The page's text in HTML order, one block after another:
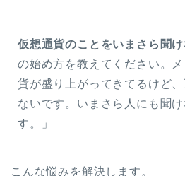
仮想通貨のことをいまさら聞け
の始め方を教えてください。
貨が盛り上がってきてるけど
ないです。いまさら人にも聞
す。」
こんな悩みを解決します。